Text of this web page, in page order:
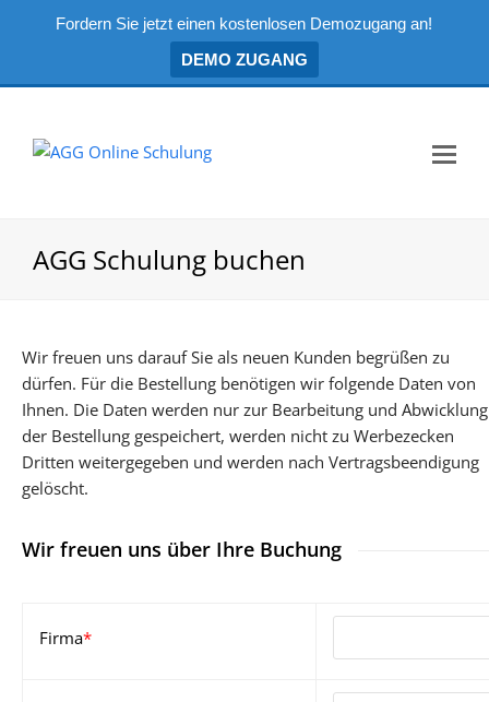
Fordern Sie jetzt einen kostenlosen Demozugang an!
DEMO ZUGANG
AGG Schulung buchen
Wir freuen uns darauf Sie als neuen Kunden begrüßen zu
dürfen. Für die Bestellung benötigen wir folgende Daten von
Ihnen. Die Daten werden nur zur Bearbeitung und Abwicklung
der Bestellung gespeichert, werden nicht zu Werbezecken
Dritten weitergegeben und werden nach Vertragsbeendigung
gelöscht.
Wir freuen uns über Ihre Buchung
Firma*